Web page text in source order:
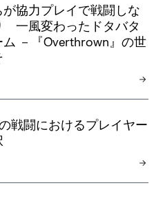
が協力プレイで戦闘しな
一風変わったドタバタ
－『Overthrown』の世
戦闘におけるプレイヤー